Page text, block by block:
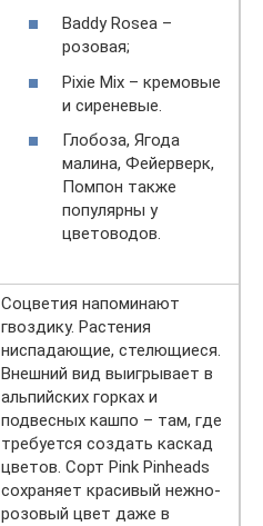
Baddy Rosea –
розовая;
Pixie Mix – кремовые
и сиреневые.
Глобоза, Ягода
малина, Фейерверк,
Помпон также
популярны у
цветоводов.
Соцветия напоминают
гвоздику. Растения
ниспадающие, стелющиеся.
Внешний вид выигрывает в
альпийских горках и
подвесных кашпо – там, где
требуется создать каскад
цветов. Сорт Pink Pinheads
сохраняет красивый нежно-
розовый цвет даже в